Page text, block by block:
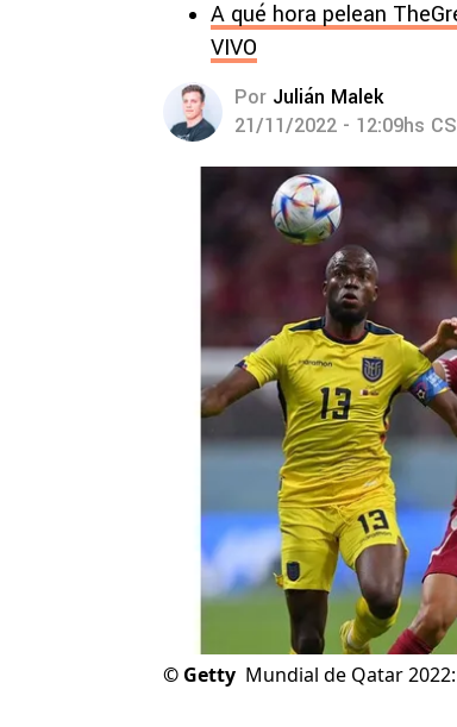
A qué hora pelean
VIVO
Por Julián Malek
21/11/2022 - 12:09hs
© Getty Mundial de Qatar